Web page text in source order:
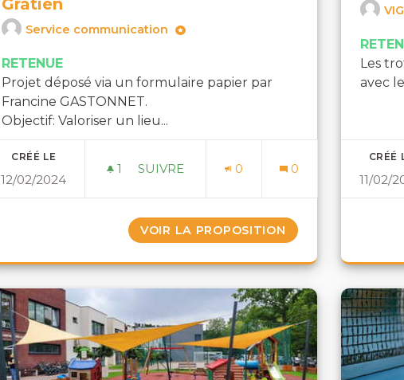
Service communication
RETENUE
Projet déposé via un formulaire papier par
Francine GASTONNET.
Objectif: Valoriser un lieu...
CRÉÉ LE
12/02/2024
1 1 ABONNÉ
SUIVRE
UN PETIT COIN DE FRAICHEUR À
0 0
VOIR LA PROPOSITION UN PETIT COIN
Les
avec
CRÉÉ
11/02/